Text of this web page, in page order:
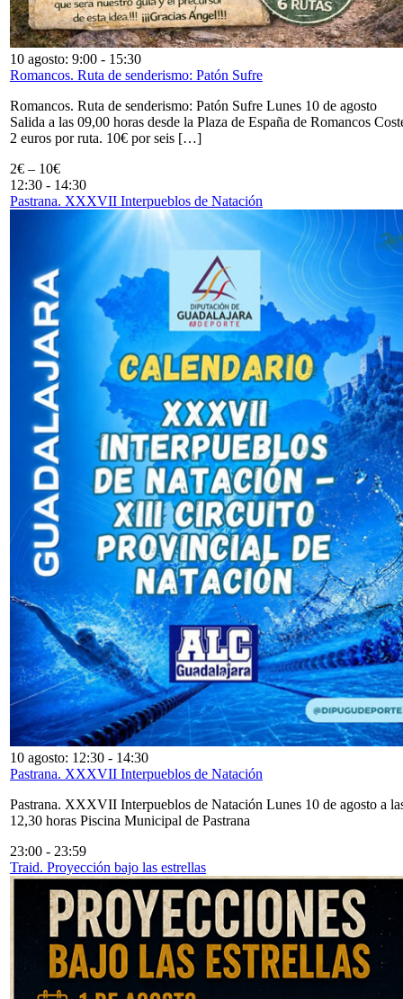
10 agosto: 9:00 - 15:30
Romancos. Ruta de senderismo: Patón Sufre
Romancos. Ruta de senderismo: Patón Sufre Lunes 10 de agosto
Salida a las 09,00 horas desde la Plaza de España de Romancos
2 euros por ruta. 10€ por seis […]
2€ – 10€
12:30 - 14:30
Pastrana. XXXVII Interpueblos de Natación
10 agosto: 12:30 - 14:30
Pastrana. XXXVII Interpueblos de Natación
Pastrana. XXXVII Interpueblos de Natación Lunes 10 de agosto a
12,30 horas Piscina Municipal de Pastrana
23:00 - 23:59
Traid. Proyección bajo las estrellas